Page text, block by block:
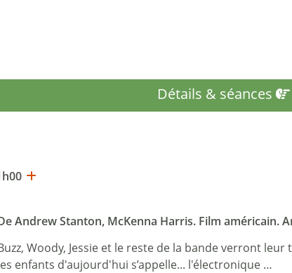
Détails & séances
Andrew Stanton, McKenna Harris. Film américain.
Woody, Jessie et le reste de la bande verront
enfants d'aujourd'hui s’appelle... l'électronique …